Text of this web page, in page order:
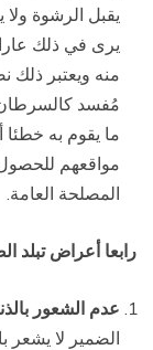
يقبل الرشوة ولا
يرى في ذلك
منه ويعتبر ذلك
مُفسد كالسرطان
ما يقوم به
مواقعهم
المصلحة العامة.
رابعا أعراض تبلد
عدم الشعور
الضمير لا يشعر